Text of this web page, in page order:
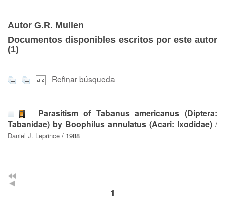
Autor G.R. Mullen
Documentos disponibles escritos por este autor
(1)
Refinar búsqueda
Parasitism of Tabanus americanus (Diptera:
Tabanidae) by Boophilus annulatus (Acari: Ixodidae) /
Daniel J. Leprince / 1988
1